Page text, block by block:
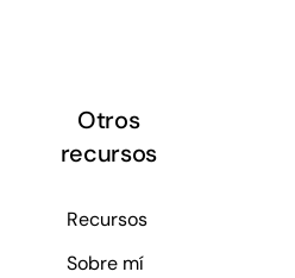
Otros
recursos
Recursos
Sobre mí